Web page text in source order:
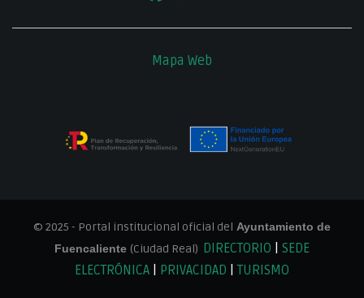
Mapa Web
© 2025 - Portal institucional oficial del Ayuntamiento de
Fuencaliente (Ciudad Real) DIRECTORIO
SEDE
ELECTRÓNICA
PRIVACIDAD |TURISMO